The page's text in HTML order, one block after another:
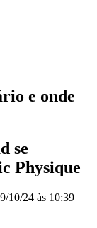
e onde
se
Physique
10/24 às 10:39